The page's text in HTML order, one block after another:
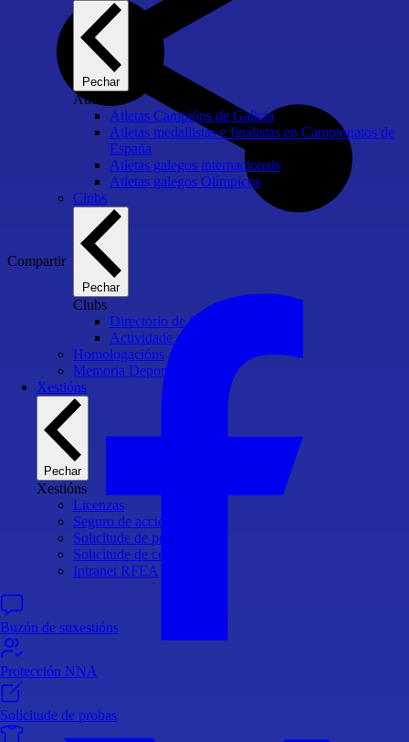
Pechar
Atletas
Atletas Campións de Galicia
Atletas medallistas e finalistas en Campionatos de
España
Atletas galegos internacionais
Atletas galegos Olímpicos
Clubs
Pechar
Clubs
Directorio de Clubs
Actividade clubs
Homologacións
Memoria Deportiva
Xestións
Pechar
Xestións
Licenzas
Seguro de accidentes
Solicitude de probas
Solicitude de certificados
Intranet RFEA
Buzón de suxestións
Protección NNA
Solicitude de probas
Compartir